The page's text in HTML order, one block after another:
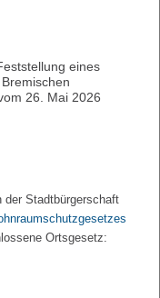
eines
26. Mai 2026
der Stadtbürgerschaft
Ortsgesetz: